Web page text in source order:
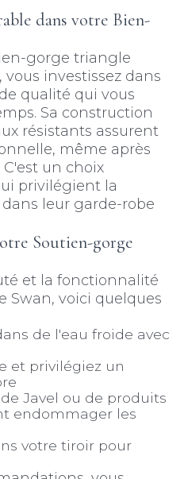
dans votre Bien-
gorge triangle
vous investissez dans
qualité qui vous
Sa construction
résistants assurent
même après
un choix
privilégient la
leur garde-robe
Soutien-gorge
et la fonctionnalité
Swan, voici quelques
de l'eau froide avec
et privilégiez un
Javel ou de produits
endommager les
votre tiroir pour